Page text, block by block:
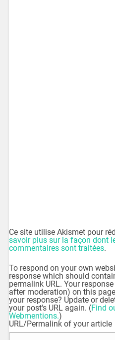
Ce site utilise Akismet pour
savoir plus sur la façon dont
commentaires sont traitées.
To respond on your own
response which should
permalink URL. Your
after moderation) on this
your response? Update or
your post's URL again. (Find
Webmentions.)
URL/Permalink of your article